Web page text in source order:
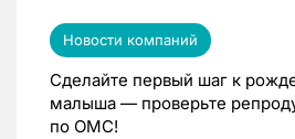
Новости компаний
Сделайте первый шаг к
малыша — проверьте
по ОМС!